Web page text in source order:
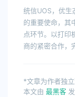
突破！
统信UOS，优生
的重要使命，其
点环节。以打印
商的紧密合作，
*文章为作者独
本文由 最黑客